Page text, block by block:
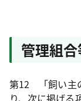
管理組
第12 「飼い主
り、次に掲げる